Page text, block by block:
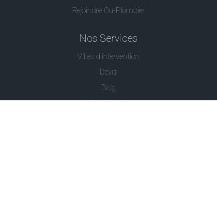
Rejoindre Ou-Plombier
Nos Services
Villes d'intervention
Devis
Blog
Ou Serrurier